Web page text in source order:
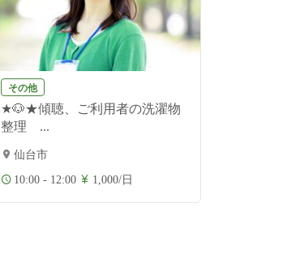
その他
★🐶★傾聴、ご利用者の洗濯物
整理 ...
仙台市
10:00 - 12:00 1,000/日